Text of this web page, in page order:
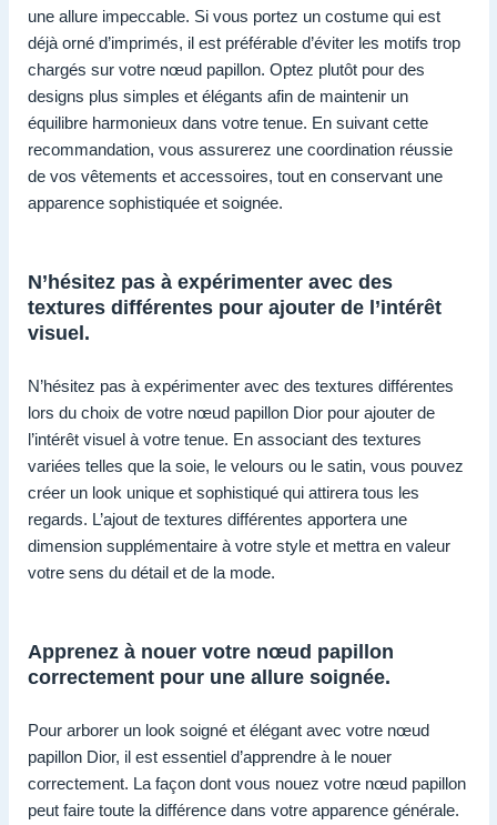
une allure impeccable. Si vous portez un costume qui est
déjà orné d’imprimés, il est préférable d’éviter les motifs trop
chargés sur votre nœud papillon. Optez plutôt pour des
designs plus simples et élégants afin de maintenir un
équilibre harmonieux dans votre tenue. En suivant cette
recommandation, vous assurerez une coordination réussie
de vos vêtements et accessoires, tout en conservant une
apparence sophistiquée et soignée.
N’hésitez pas à expérimenter avec des
textures différentes pour ajouter de l’intérêt
visuel.
N’hésitez pas à expérimenter avec des textures différentes
lors du choix de votre nœud papillon Dior pour ajouter de
l’intérêt visuel à votre tenue. En associant des textures
variées telles que la soie, le velours ou le satin, vous pouvez
créer un look unique et sophistiqué qui attirera tous les
regards. L’ajout de textures différentes apportera une
dimension supplémentaire à votre style et mettra en valeur
votre sens du détail et de la mode.
Apprenez à nouer votre nœud papillon
correctement pour une allure soignée.
Pour arborer un look soigné et élégant avec votre nœud
papillon Dior, il est essentiel d’apprendre à le nouer
correctement. La façon dont vous nouez votre nœud papillon
peut faire toute la différence dans votre apparence générale.